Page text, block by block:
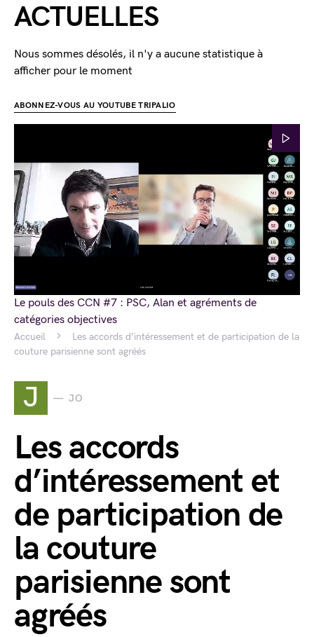
Accueil
Les accords d’intéressement et de participation de la
couture parisienne sont agréés
J JO
Les accords
d’intéressement et
de participation de
la couture
parisienne sont
agréés
ACTUELLES
Nous sommes désolés, il n'y a aucune statistique à
afficher pour le moment
ABONNEZ-VOUS AU YOUTUBE TRIPALIO
Le pouls des CCN #7 : PSC, Alan et agréments de
catégories objectives